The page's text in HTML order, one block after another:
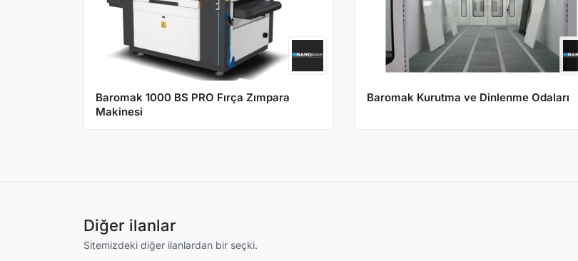
Baromak 1000 BS PRO Fırça Zımpara
Makinesi
Baromak Kurutma ve Dinlenme Odaları
Diğer ilanlar
Sitemizdeki diğer ilanlardan bir seçki.